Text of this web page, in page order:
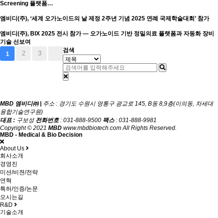
Screening 플랫폼…
엠비디(주), ‘세계 오가노이드의 날 제정 2주년 기념 2025 연례 국제학술대회’ 참가
엠비디(주), BIX 2025 전시 참가 — 오가노이드 기반 정밀의료 플랫폼과 자동화 장비
기술 선보여
1
2 3 검색
MBD 엠비디㈜ |
주소 : 경기도 수원시 영통구 광교로 145, B동 8,9층(이의동, 차세대
융합기술연구원)
대표 : 구보성 전화번호: 031-888-9500 팩스: 031-888-9981
Copyright © 2021 MBD www.mbdbiotech.com All Rights Reserved.
MBD - Medical & Bio Decision
About Us
회사소개
경영진
미션/비젼/전략
연혁
특허/인증/논문
오시는길
R&D
기술소개